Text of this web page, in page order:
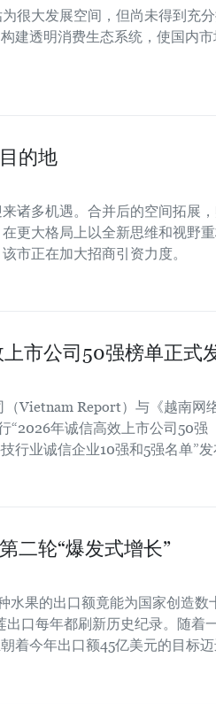
很大发展空间，但尚未得到充
建透明消费生态系统，使国内
的地
诸多机遇。合并后的空间拓展
更大格局上以全新思维和视野
市正在加大招商引资力度。
市公司50强榜单正式
Vietnam Report）与《越南网络
“2026年诚信高效上市公司50强
行业诚信企业10强和5强名单”发
二轮“爆发式增长”
水果的出口额竟能为国家创造数
口每年都刷新历史纪录。随着
着今年出口额45亿美元的目标